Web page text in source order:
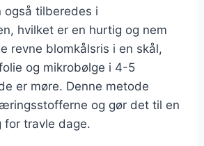
også tilberedes i
hvilket er en hurtig og nem
revne blomkålsris i en skål,
og mikrobølge i 4-5
er møre. Denne metode
og gør det til en
for travle dage.